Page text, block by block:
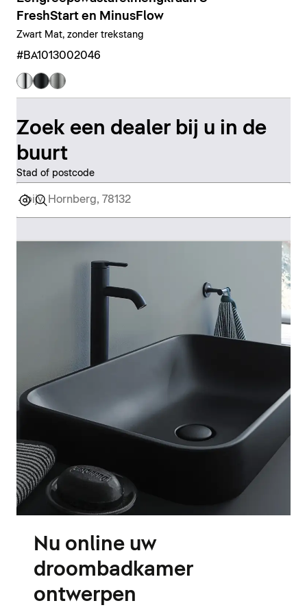
FreshStart en MinusFlow
Zwart Mat, zonder trekstang
#BA1013002046
Zoek een dealer bij u in de
buurt
Stad of postcode
Nu online uw
droombadkamer
ontwerpen